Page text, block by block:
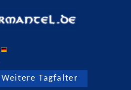
Weitere Tagfalter